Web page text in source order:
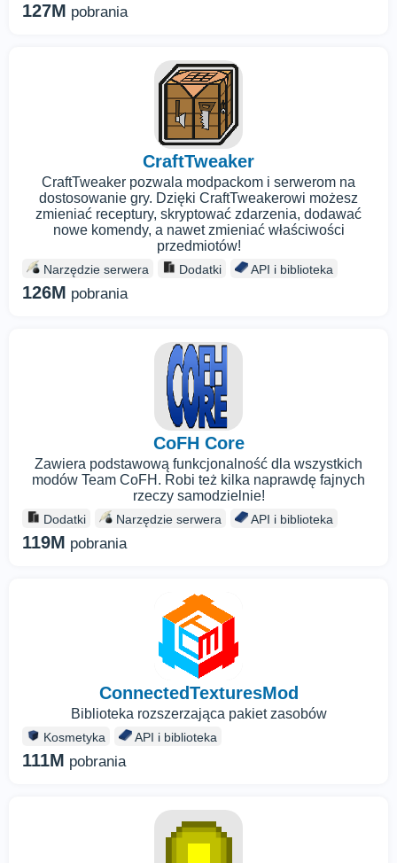
127M pobrania
CraftTweaker
CraftTweaker pozwala modpackom i serwerom na
dostosowanie gry. Dzięki CraftTweakerowi możesz
zmieniać receptury, skryptować zdarzenia, dodawać
nowe komendy, a nawet zmieniać właściwości
przedmiotów!
Narzędzie serwera Dodatki API i biblioteka
126M pobrania
CoFH Core
Zawiera podstawową funkcjonalność dla wszystkich
modów Team CoFH. Robi też kilka naprawdę fajnych
rzeczy samodzielnie!
Dodatki Narzędzie serwera API i biblioteka
119M pobrania
ConnectedTexturesMod
Biblioteka rozszerzająca pakiet zasobów
Kosmetyka API i biblioteka
111M pobrania